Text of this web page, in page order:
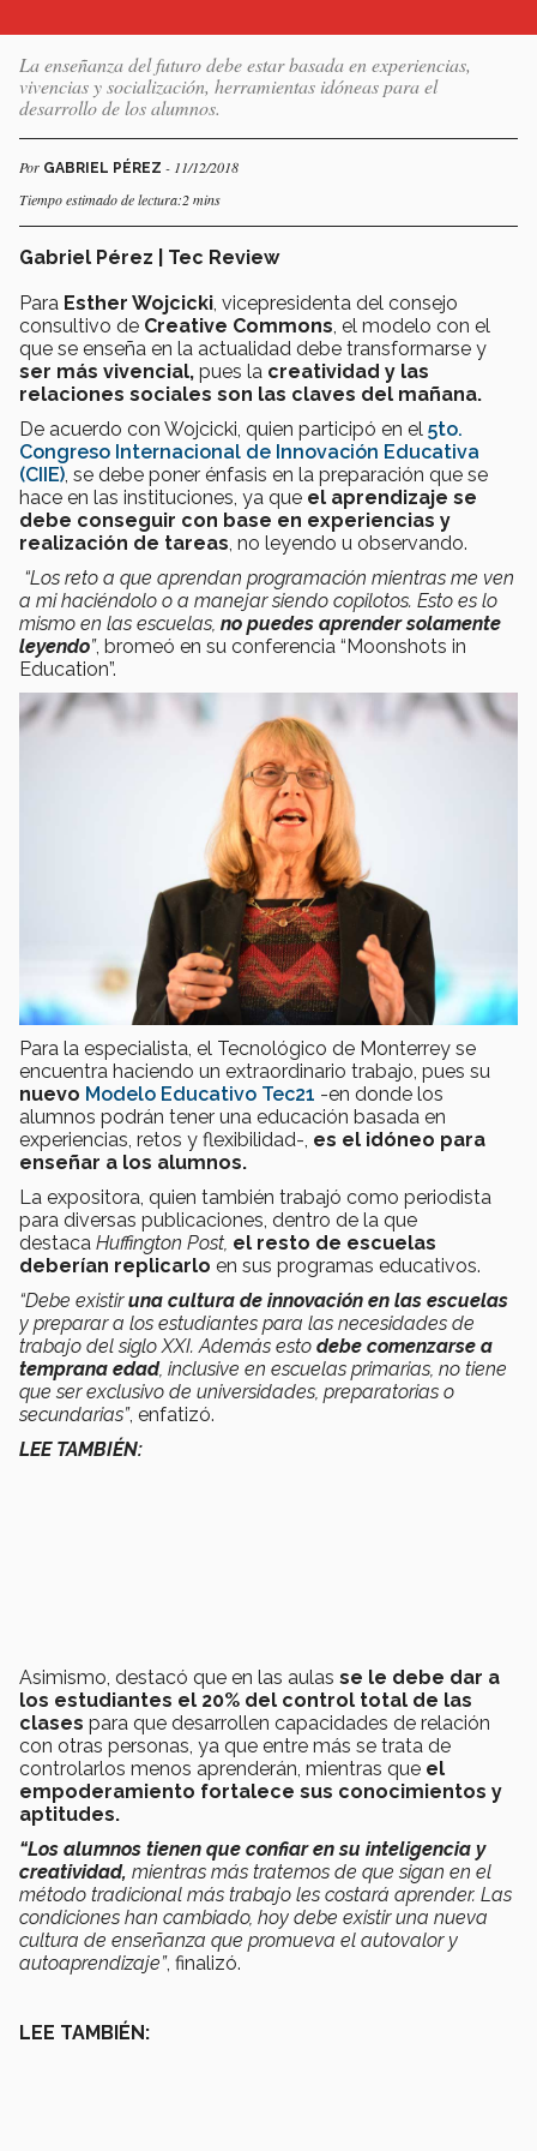
La enseñanza del futuro debe estar basada en experiencias,
vivencias y socialización, herramientas idóneas para el
desarrollo de los alumnos.
Por GABRIEL PÉREZ - 11/12/2018
Tiempo estimado de lectura:2 mins
Gabriel Pérez | Tec Review
Para Esther Wojcicki , vicepresidenta del consejo
consultivo de Creative Commons , el modelo con el
que se enseña en la actualidad debe transformarse y
ser más vivencial, pues la creatividad y las
relaciones sociales son las claves del mañana.
De acuerdo con Wojcicki, quien participó en el 5to.
Congreso Internacional de Innovación Educativa
(CIIE) , se debe poner énfasis en la preparación que se
hace en las instituciones, ya que el aprendizaje se
debe conseguir con base en experiencias y
realización de tareas , no leyendo u observando.
“Los reto a que aprendan programación mientras me ven
a mi haciéndolo o a manejar siendo copilotos. Esto es lo
mismo en las escuelas, no puedes aprender solamente
leyendo”, bromeó en su conferencia “Moonshots in
Education”.
Para la especialista, el Tecnológico de Monterrey se
encuentra haciendo un extraordinario trabajo, pues su
nuevo Modelo Educativo Tec21 -en donde los
alumnos podrán tener una educación basada en
experiencias, retos y flexibilidad-, es el idóneo para
enseñar a los alumnos.
La expositora, quien también trabajó como periodista
para diversas publicaciones, dentro de la que
destaca Huffington Post, el resto de escuelas
deberían replicarlo en sus programas educativos.
“Debe existiruna cultura de innovación en las escuelas
y preparar a los estudiantes para las necesidades de
trabajo del siglo XXI. Además esto debe comenzarse a
temprana edad, inclusive en escuelas primarias, no tiene
que ser exclusivo de universidades, preparatorias o
secundarias”, enfatizó.
LEE TAMBIÉN:
Asimismo, destacó que en las aulas se le debe dar a
los estudiantes el 20% del control total de las
clases para que desarrollen capacidades de relación
con otras personas, ya que entre más se trata de
controlarlos menos aprenderán, mientras que el
empoderamiento fortalece sus conocimientos y
aptitudes.
“Los alumnos tienen que confiar en su inteligencia y
creatividad, mientras más tratemos de que sigan en el
método tradicional más trabajo les costará aprender. Las
condiciones han cambiado, hoy debe existir una nueva
cultura de enseñanza que promueva el autovalor y
autoaprendizaje”, finalizó.
LEE TAMBIÉN: